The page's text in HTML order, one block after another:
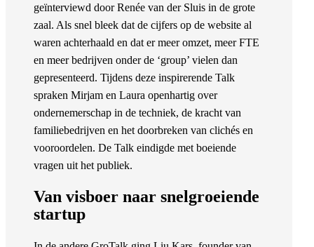
geïnterviewd door Renée van der Sluis in de grote
zaal. Als snel bleek dat de cijfers op de website al
waren achterhaald en dat er meer omzet, meer FTE
en meer bedrijven onder de ‘group’ vielen dan
gepresenteerd. Tijdens deze inspirerende Talk
spraken Mirjam en Laura openhartig over
ondernemerschap in de techniek, de kracht van
familiebedrijven en het doorbreken van clichés en
vooroordelen. De Talk eindigde met boeiende
vragen uit het publiek.
Van visboer naar snelgroeiende
startup